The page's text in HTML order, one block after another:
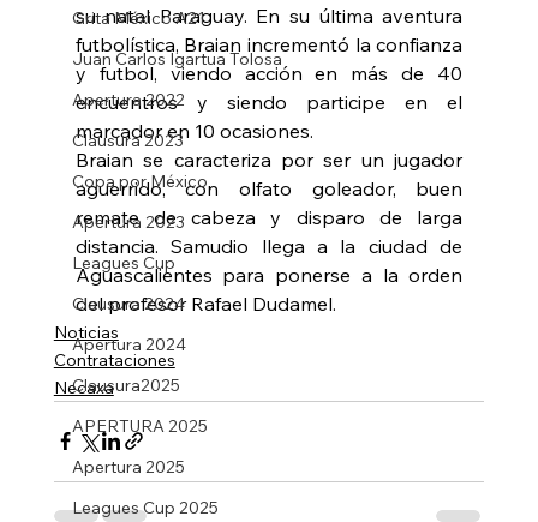
Grita México A21
Juan Carlos Igartua Tolosa
Apertura 2022
Clausura 2023
Copa por México
Apertura 2023
Leagues Cup
Clausura 2024
Apertura 2024
Clausura2025
APERTURA 2025
Apertura 2025
Leagues Cup 2025
su natal Paraguay. En su última aventura
futbolística, Braian incrementó la confianza
y futbol, viendo acción en más de 40
encuentros y siendo participe en el
marcador en 10 ocasiones.
Braian se caracteriza por ser un jugador
aguerrido, con olfato goleador, buen
remate de cabeza y disparo de larga
distancia. Samudio llega a la ciudad de
Aguascalientes para ponerse a la orden
del profesor Rafael Dudamel.
Noticias
Contrataciones
Necaxa